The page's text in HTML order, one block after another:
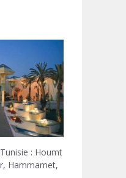
: Houmt
Hammamet,